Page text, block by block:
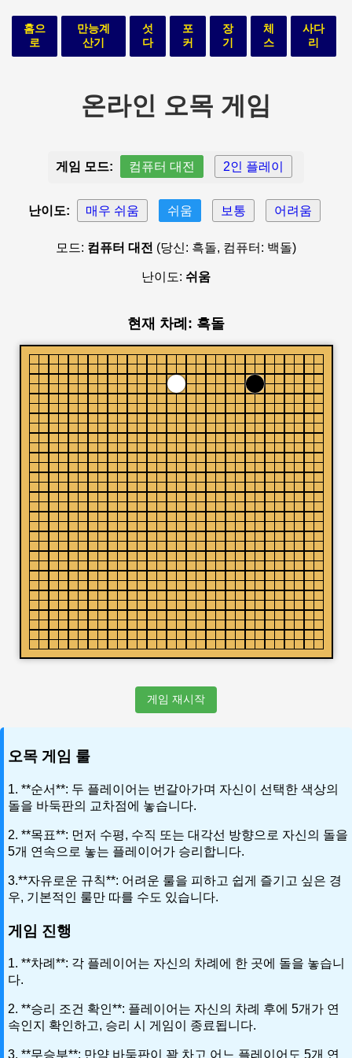
홈으
로
만능계
산기
섯
다
포
커
장
기
체
스
사다
리
온라인 오목 게임
게임 모드: 컴퓨터 대전 2인 플레이
난이도: 매우 쉬움 쉬움 보통 어려움
모드: 컴퓨터 대전 (당신: 흑돌, 컴퓨터: 백돌)
난이도: 쉬움
현재 차례: 흑돌
게임 재시작
오목 게임 룰
1. **순서**: 두 플레이어는 번갈아가며 자신이 선택한 색상의
돌을 바둑판의 교차점에 놓습니다.
2. **목표**: 먼저 수평, 수직 또는 대각선 방향으로 자신의 돌을
5개 연속으로 놓는 플레이어가 승리합니다.
3.**자유로운 규칙**: 어려운 룰을 피하고 쉽게 즐기고 싶은 경
우, 기본적인 룰만 따를 수도 있습니다.
게임 진행
1. **차례**: 각 플레이어는 자신의 차례에 한 곳에 돌을 놓습니
다.
2. **승리 조건 확인**: 플레이어는 자신의 차례 후에 5개가 연
속인지 확인하고, 승리 시 게임이 종료됩니다.
3. **무승부**: 만약 바둑판이 꽉 차고 어느 플레이어도 5개 연